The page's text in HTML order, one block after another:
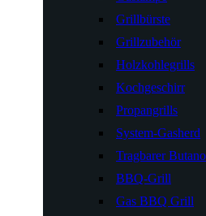
Grillbürste
Grillzubehör
Holzkohlegrills
Kochgeschirr
Propangrills
System-Gasherd
Tragbarer
BBQ-Grill
Gas BBQ Grill